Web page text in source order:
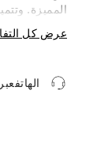
المميزة.
لبطاقات
عرض كل